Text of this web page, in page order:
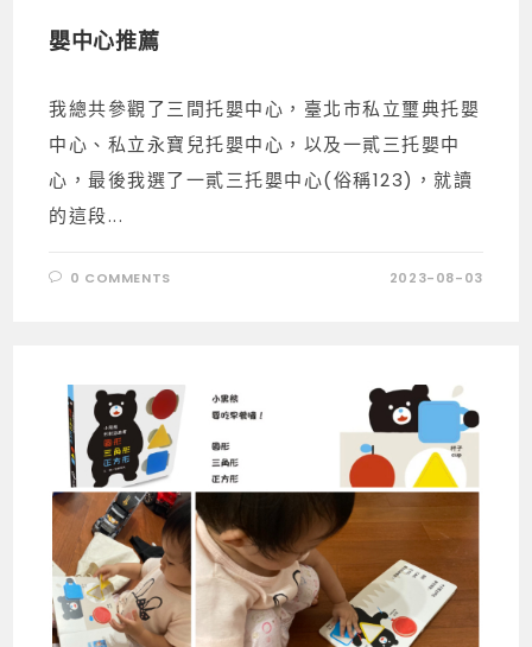
嬰中心推薦
我總共參觀了三間托嬰中心，臺北市私立璽典托嬰
中心、私立永寶兒托嬰中心，以及一貳三托嬰中
心，最後我選了一貳三托嬰中心(俗稱123)，就讀
的這段...
0 COMMENTS 2023-08-03